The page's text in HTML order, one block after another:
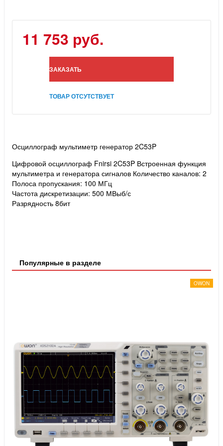
11 753 руб.
ЗАКАЗАТЬ
ТОВАР ОТСУТСТВУЕТ
Осциллограф мультиметр генератор 2C53P
Цифровой осциллограф Fnirsi 2C53P Встроенная функция
мультиметра и генератора сигналов Количество каналов: 2
Полоса пропускания: 100 МГц
Частота дискретизации: 500 МВыб/с
Разрядность 8бит
Популярные в разделе
OWON